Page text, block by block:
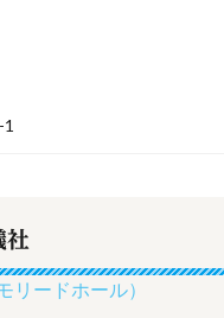
社
リードホール）